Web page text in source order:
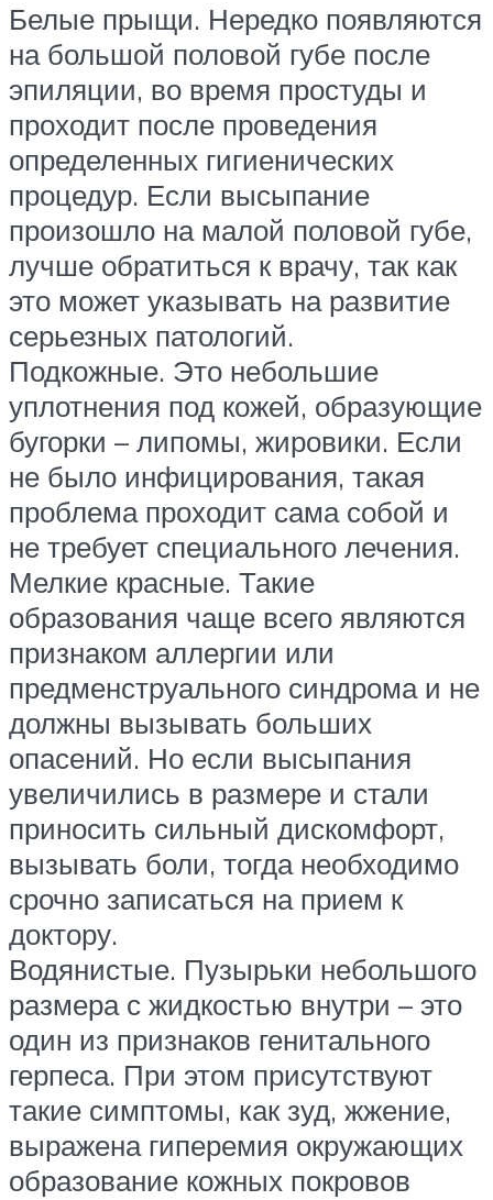
Белые прыщи. Нередко появляются
на большой половой губе после
эпиляции, во время простуды и
проходит после проведения
определенных гигиенических
процедур. Если высыпание
произошло на малой половой губе,
лучше обратиться к врачу, так как
это может указывать на развитие
серьезных патологий.
Подкожные. Это небольшие
уплотнения под кожей, образующие
бугорки – липомы, жировики. Если
не было инфицирования, такая
проблема проходит сама собой и
не требует специального лечения.
Мелкие красные. Такие
образования чаще всего являются
признаком аллергии или
предменструального синдрома и не
должны вызывать больших
опасений. Но если высыпания
увеличились в размере и стали
приносить сильный дискомфорт,
вызывать боли, тогда необходимо
срочно записаться на прием к
доктору.
Водянистые. Пузырьки небольшого
размера с жидкостью внутри – это
один из признаков генитального
герпеса. При этом присутствуют
такие симптомы, как зуд, жжение,
выражена гиперемия окружающих
образование кожных покровов